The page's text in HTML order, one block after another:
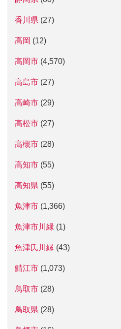
香川県 (27)
高岡 (12)
高岡市 (4,570)
高島市 (27)
高崎市 (29)
高松市 (27)
高槻市 (28)
高知市 (55)
高知県 (55)
魚津市 (1,366)
魚津市川縁 (1)
魚津氏川縁 (43)
鯖江市 (1,073)
鳥取市 (28)
鳥取県 (28)